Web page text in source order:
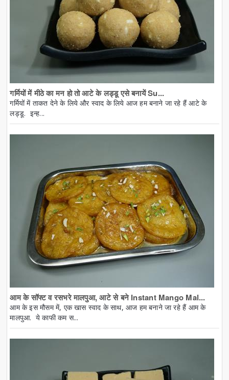
गर्मियों में मीठे का मन हो तो आटे के लड्डू एसे बनायें Su...
गर्मियों में ताकत देने के लिये और स्वाद के लिये आज हम बनाने जा रहे हैं आटे के
लड्डू. इन्ह...
आम के सॉफ्ट व रसभरे मालपुआ, आटे से बने Instant Mango Mal...
आम के इस मौसम में, एक खास स्वाद के साथ, आज हम बनाने जा रहे हैं आम के
मालपुआ. ये काफी कम स...